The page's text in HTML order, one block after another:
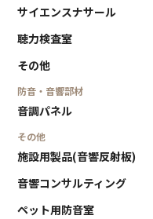
サイエンスナサール
聴力検査室
その他
防音・音響部材
音調パネル
その他
施設用製品(音響反射板)
音響コンサルティング
ペット用防音室